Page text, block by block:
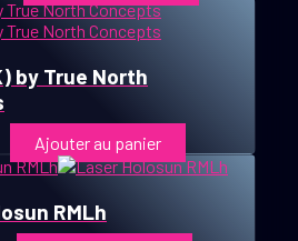
by True North
Ajouter au panier
RMLh